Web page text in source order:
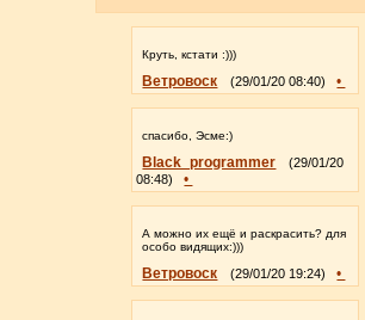
Круть, кстати :)))
Ветровоск (29/01/20 08:40) •
спасибо, Эсме:)
Black_programmer
(29/01/20
08:48)
•
А можно их ещё и раскрасить? для
особо видящих:)))
Ветровоск (29/01/20 19:24) •